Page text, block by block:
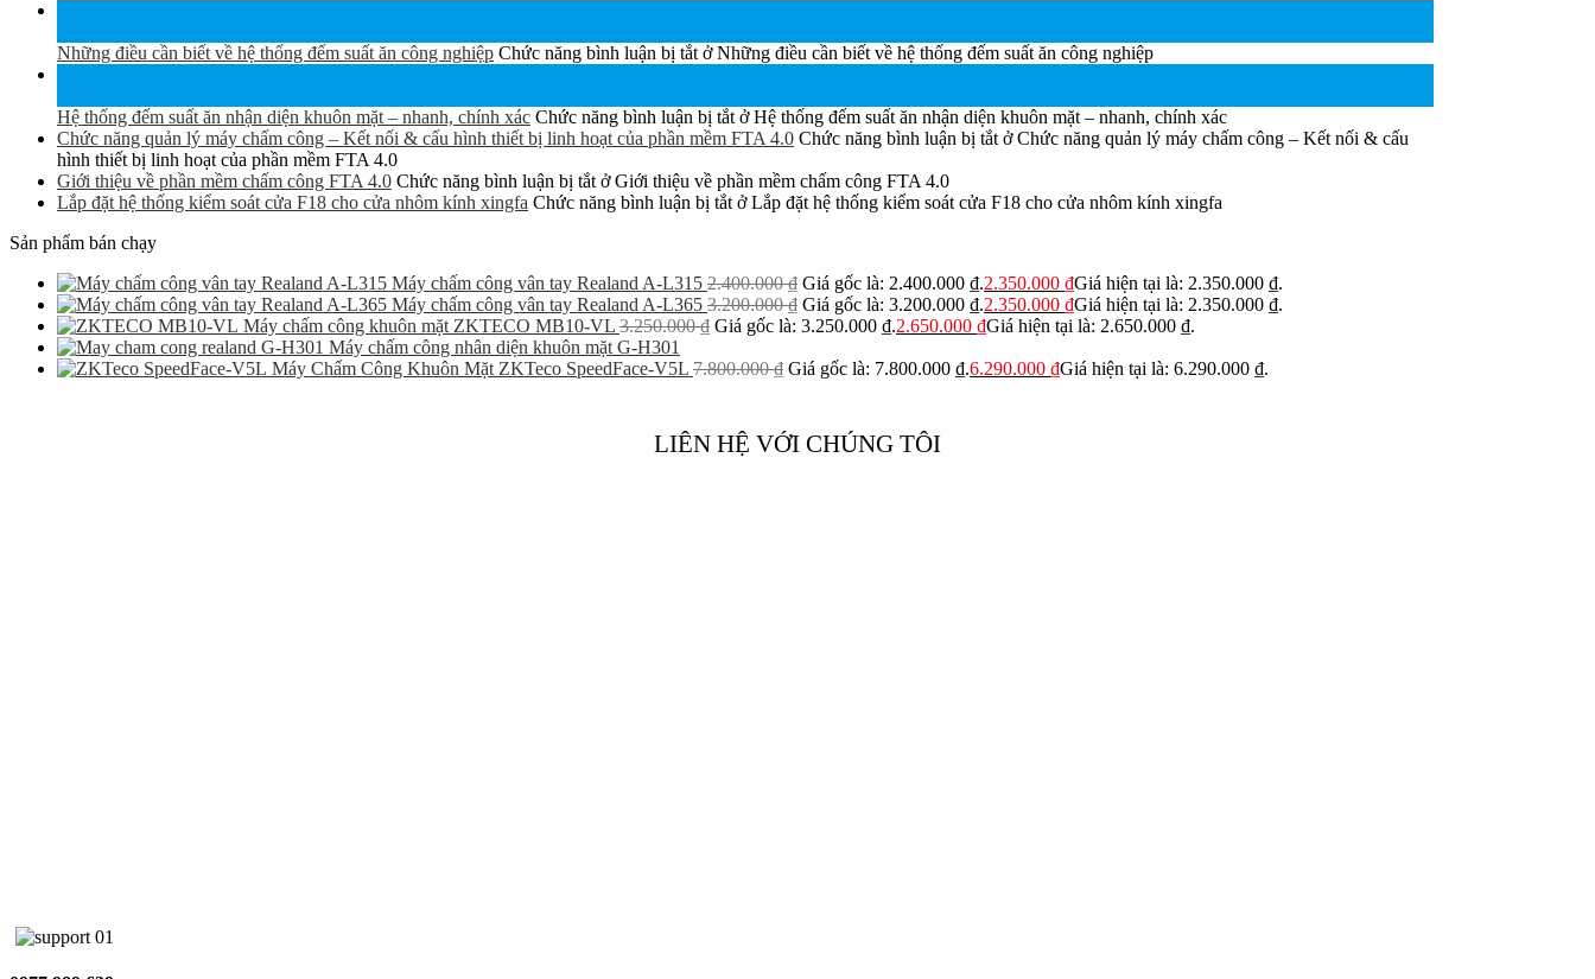
Những điều cần biết về hệ thống đếm suất ăn công nghiệp Chức năng bình luận bị tắt ở Những điều cần biết về hệ thống đếm suất ăn công nghiệp
Hệ thống đếm suất ăn nhận diện khuôn mặt – nhanh, chính xác Chức năng bình luận bị tắt ở Hệ thống đếm suất ăn nhận diện khuôn mặt – nhanh, chính xác
Chức năng quản lý máy chấm công – Kết nối & cấu hình thiết bị linh hoạt của phần mềm FTA 4.0 Chức năng bình luận bị tắt ở Chức năng quản lý máy chấm công – Kết nối & cấu
hình thiết bị linh hoạt của phần mềm FTA 4.0
Giới thiệu về phần mềm chấm công FTA 4.0 Chức năng bình luận bị tắt ở Giới thiệu về phần mềm chấm công FTA 4.0
Lắp đặt hệ thống kiểm soát cửa F18 cho cửa nhôm kính xingfa Chức năng bình luận bị tắt ở Lắp đặt hệ thống kiểm soát cửa F18 cho cửa nhôm kính xingfa
Sản phẩm bán chạy
Máy chấm công vân tay Realand A-L315 2.400.000₫ Giá gốc là: 2.400.000 ₫.2.350.000 ₫Giá hiện tại là: 2.350.000 ₫.
Máy chấm công vân tay Realand A-L365 3.200.000₫ Giá gốc là: 3.200.000 ₫.2.350.000 ₫Giá hiện tại là: 2.350.000 ₫.
Máy chấm công khuôn mặt ZKTECO MB10-VL 3.250.000₫ Giá gốc là: 3.250.000 ₫.2.650.000 ₫Giá hiện tại là: 2.650.000 ₫.
Máy chấm công nhân diện khuôn mặt G-H301
Máy Chấm Công Khuôn Mặt ZKTeco SpeedFace-V5L 7.800.000₫ Giá gốc là: 7.800.000 ₫.6.290.000 ₫Giá hiện tại là: 6.290.000 ₫.
LIÊN HỆ VỚI CHÚNG TÔI